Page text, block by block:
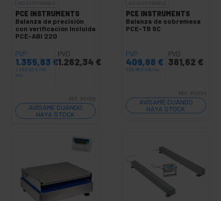
PCE INSTRUMENTS
Balanza de precisión
con verificación Incluida
PCE-ABI 220
PVP
1.355,83 €
1.355,83 € IVA
inc.
PVD
1.262,34 €
REF: PC025
AVÍSAME CUANDO
HAYA STOCK
PCE INSTRUMENTS
Balanza de sobremesa
PCE-TB 6C
PVP
409,88 €
409,88 € IVA inc.
PVD
381,62 €
REF: PC054
AVÍSAME CUANDO
HAYA STOCK